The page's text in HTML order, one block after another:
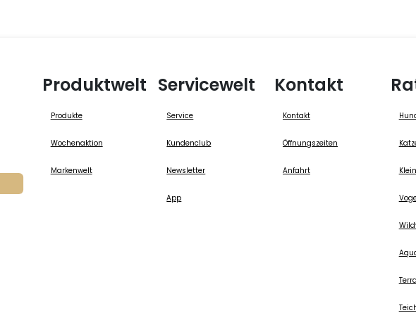
Produktwelt
Produkte
Wochenaktion
Markenwelt
Servicewelt
Service
Kundenclub
Newsletter
App
Kontakt
Kontakt
Öffnungszeiten
Anfahrt